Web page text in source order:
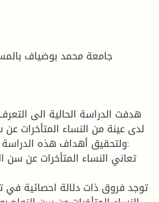
جامعة محمد بوضياف
هدفت الدراسة الحالية الى
لدى عينة من النساء المتأخرات عن
ولتحقيق أهداف هذه الدراسة